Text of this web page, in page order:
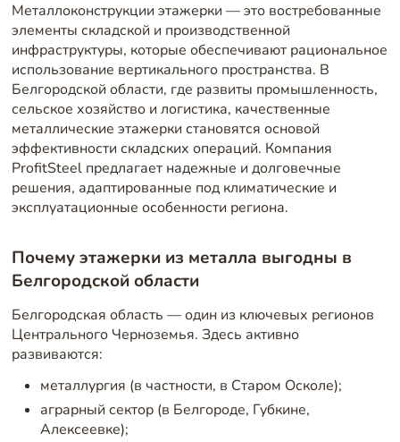
Металлоконструкции этажерки — это востребованные
элементы складской и производственной
инфраструктуры, которые обеспечивают рациональное
использование вертикального пространства. В
Белгородской области, где развиты промышленность,
сельское хозяйство и логистика, качественные
металлические этажерки становятся основой
эффективности складских операций. Компания
ProfitSteel предлагает надежные и долговечные
решения, адаптированные под климатические и
эксплуатационные особенности региона.
Почему этажерки из металла выгодны в
Белгородской области
Белгородская область — один из ключевых регионов
Центрального Черноземья. Здесь активно
развиваются:
металлургия (в частности, в Старом Осколе);
аграрный сектор (в Белгороде, Губкине,
Алексеевке);